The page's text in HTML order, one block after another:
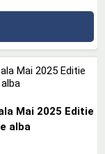
Mai 2025 Editie
alba